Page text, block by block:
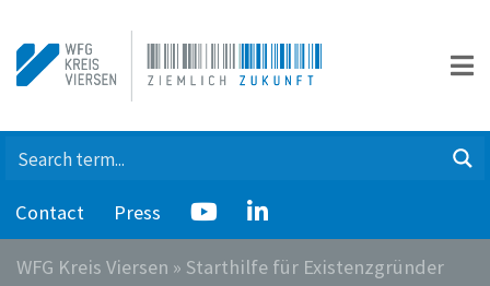
Contact Press
WFG Kreis Viersen » Starthilfe für Existenzgründer